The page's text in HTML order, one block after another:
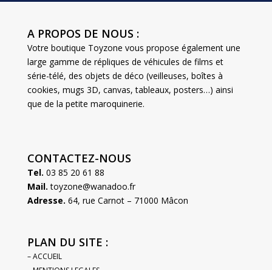
A PROPOS DE NOUS :
Votre boutique Toyzone vous propose également une
large gamme de répliques de véhicules de films et
série-télé, des objets de déco (veilleuses, boîtes à
cookies, mugs 3D, canvas, tableaux, posters…) ainsi
que de la petite maroquinerie.
CONTACTEZ-NOUS
Tel. 03 85 20 61 88
Mail. toyzone@wanadoo.fr
Adresse. 64, rue Carnot – 71000 Mâcon
PLAN DU SITE :
– ACCUEIL